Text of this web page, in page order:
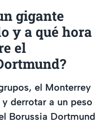
gigante
y a qué hora
el
el Monterrey
derrotar a un peso
Borussia Dortmund